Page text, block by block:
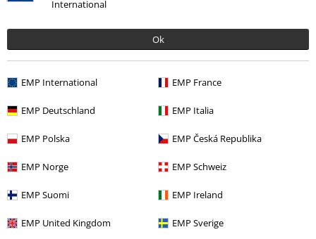
International
Ok
EMP International EMP France
EMP Deutschland EMP Italia
EMP Polska EMP Česká Republika
EMP Norge EMP Schweiz
EMP Suomi EMP Ireland
EMP United Kingdom EMP Sverige
5
Vidd
För smal
Perfekt
För kort
Perfekt
Verifierad recension
Hade du någon nytta av den här recensionen?